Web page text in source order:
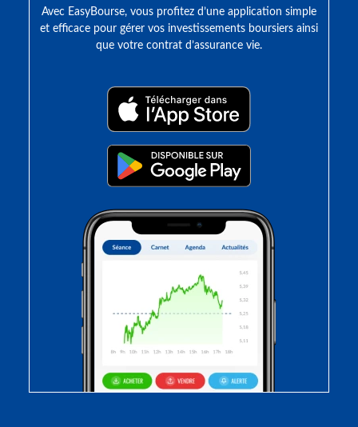
Avec EasyBourse, vous profitez d’une application simple
et efficace pour gérer vos investissements boursiers ainsi
que votre contrat d’assurance vie.